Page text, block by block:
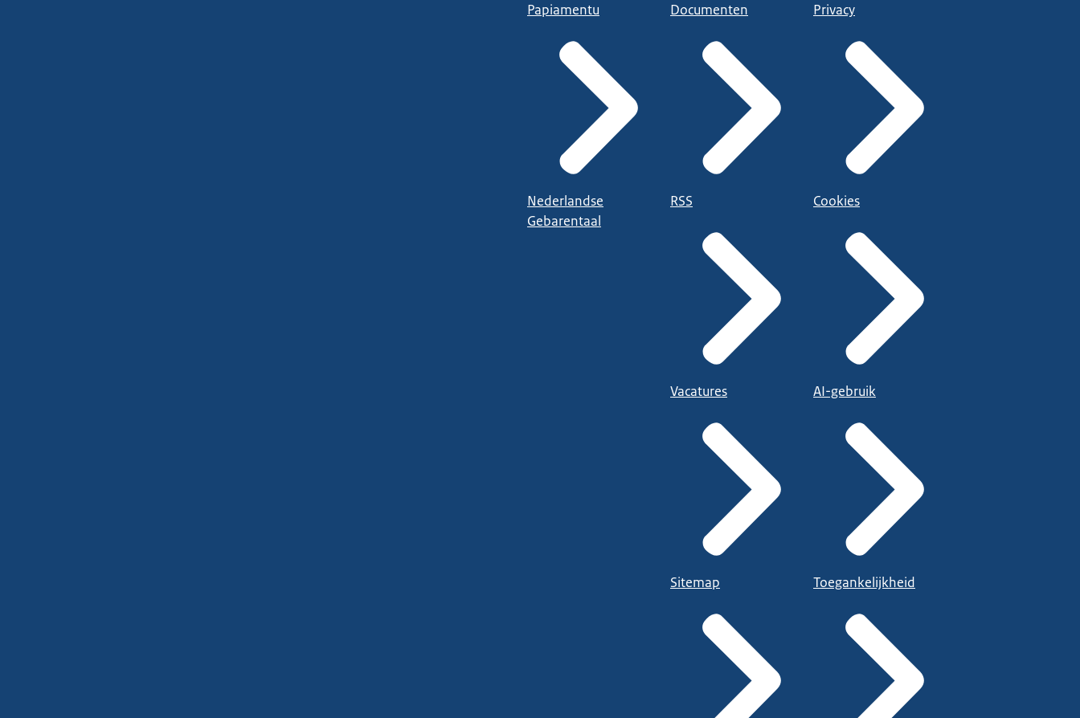
Papiamentu
Nederlandse
Gebarentaal
Documenten
RSS
Vacatures
Sitemap
Privacy
Cookies
AI-gebruik
Toegankelijkheid